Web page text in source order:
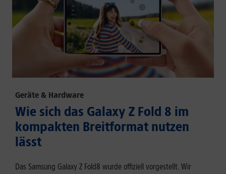
Geräte & Hardware
Wie sich das Galaxy Z Fold 8 im
kompakten Breitformat nutzen
lässt
Das Samsung Galaxy Z Fold8 wurde offiziell vorgestellt. Wir